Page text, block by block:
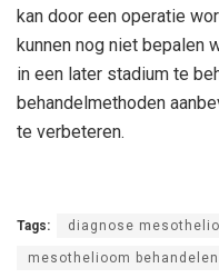
kan door een operatie
kunnen nog niet bepalen
in een later stadium te
behandelmethoden
te verbeteren.
Tags: diagnose
mesothelioom behandelen